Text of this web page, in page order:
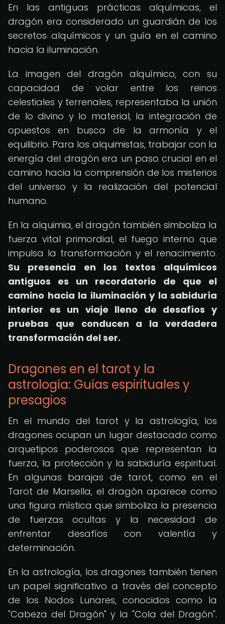
En las antiguas prácticas alquímicas, el
dragón era considerado un guardián de los
secretos alquímicos y un guía en el camino
hacia la iluminación.
La imagen del dragón alquímico, con su
capacidad de volar entre los reinos
celestiales y terrenales, representaba la unión
de lo divino y lo material, la integración de
opuestos en busca de la armonía y el
equilibrio. Para los alquimistas, trabajar con la
energía del dragón era un paso crucial en el
camino hacia la comprensión de los misterios
del universo y la realización del potencial
humano.
En la alquimia, el dragón también simboliza la
fuerza vital primordial, el fuego interno que
impulsa la transformación y el renacimiento.
Su presencia en los textos alquímicos
antiguos es un recordatorio de que el
camino hacia la iluminación y la sabiduría
interior es un viaje lleno de desafíos y
pruebas que conducen a la verdadera
transformación del ser.
Dragones en el tarot y la
astrología: Guías espirituales y
presagios
En el mundo del tarot y la astrología, los
dragones ocupan un lugar destacado como
arquetipos poderosos que representan la
fuerza, la protección y la sabiduría espiritual.
En algunas barajas de tarot, como en el
Tarot de Marsella, el dragón aparece como
una figura mística que simboliza la presencia
de fuerzas ocultas y la necesidad de
enfrentar desafíos con valentía y
determinación.
En la astrología, los dragones también tienen
un papel significativo a través del concepto
de los Nodos Lunares, conocidos como la
"Cabeza del Dragón" y la "Cola del Dragón".